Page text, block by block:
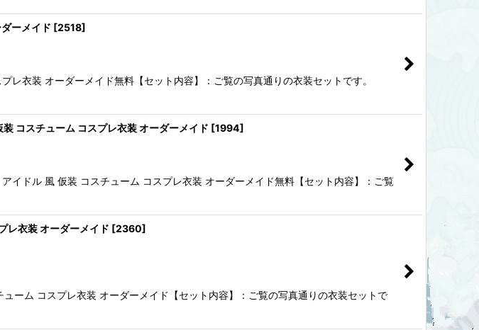
ーメイド [2518]
レ衣装 オーダーメイド無料【セット内容】：ご覧の写真通りの衣装セットです。
コスチューム コスプレ衣装 オーダーメイド [1994]
イドル 風 仮装 コスチューム コスプレ衣装 オーダーメイド無料【セット内容】：ご覧
レ衣装 オーダーメイド [2360]
ーム コスプレ衣装 オーダーメイド【セット内容】：ご覧の写真通りの衣装セットで